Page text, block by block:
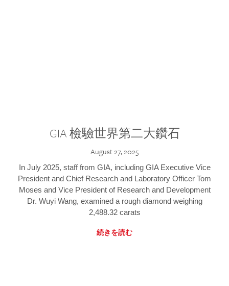
GIA 檢驗世界第二大鑽石
August 27, 2025
In July 2025, staff from GIA, including GIA Executive Vice
President and Chief Research and Laboratory Officer Tom
Moses and Vice President of Research and Development
Dr. Wuyi Wang, examined a rough diamond weighing
2,488.32 carats
続きを読む